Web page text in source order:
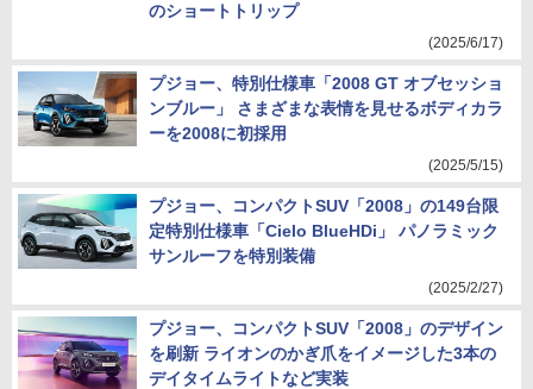
のショートトリップ
(2025/6/17)
プジョー、特別仕様車「2008 GT オブセッショ
ンブルー」 さまざまな表情を見せるボディカラ
ーを2008に初採用
(2025/5/15)
プジョー、コンパクトSUV「2008」の149台限
定特別仕様車「Cielo BlueHDi」 パノラミック
サンルーフを特別装備
(2025/2/27)
プジョー、コンパクトSUV「2008」のデザイン
を刷新 ライオンのかぎ爪をイメージした3本の
デイタイムライトなど実装